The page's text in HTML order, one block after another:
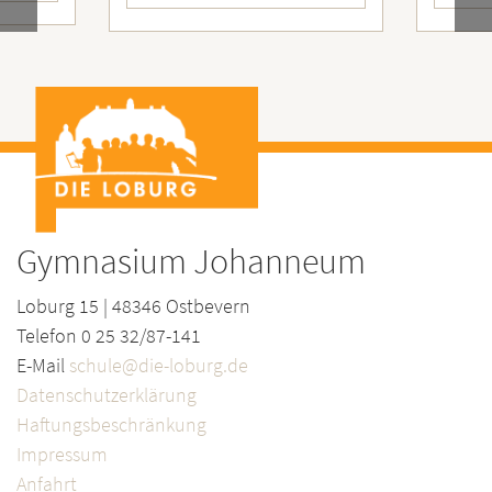
Gymnasium Johanneum
Loburg 15 | 48346 Ostbevern
Telefon 0 25 32/87-141
E-Mail schule@die-loburg.de
Datenschutzerklärung
Haftungsbeschränkung
Impressum
Anfahrt